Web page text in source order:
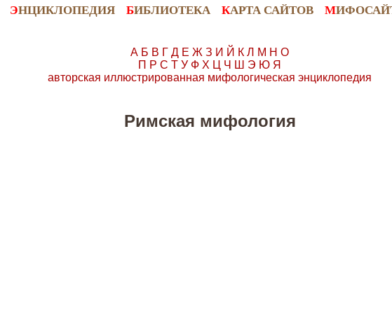
ЭНЦИКЛОПЕДИЯ БИБЛИОТЕКА КАРТА САЙТОВ М
А Б В Г Д Е Ж З И Й К Л М Н О
П Р С Т У Ф Х Ц Ч Ш Э Ю Я
авторская иллюстрированная мифологическая энциклопедия
Римская мифология